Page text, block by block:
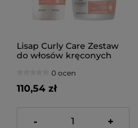
Lisap Curly Care Zestaw
do włosów kręconych
0 ocen
110,54 zł
- +